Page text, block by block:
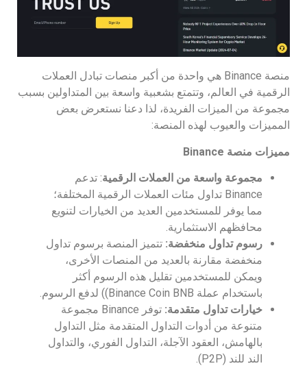
منصة Binance هي واحدة من أكبر منصات تبادل العملات
الرقمية في العالم، وتتمتع بشعبية واسعة بين المتداولين بسبب
مجموعة من الميزات الفريدة، لذا دعنا نستعرض بعض
المميزات والعيوب لهذه المنصة:
مميزات منصة Binance
مجموعة واسعة من العملات الرقمية: تدعم
Binance تداول مئات العملات الرقمية المختلفة؛
مما يوفر للمستخدمين العديد من الخيارات لتنويع
محافظهم الاستثمارية.
رسوم تداول منخفضة: تتميز المنصة برسوم تداول
منخفضة مقارنة بالعديد من المنصات الأخرى،
ويمكن للمستخدمين تقليل هذه الرسوم أكثر
باستخدام عملة Binance Coin BNB)) لدفع الرسوم.
خيارات تداول متقدمة:
توفر Binance مجموعة
متنوعة من أدوات التداول المتقدمة مثل التداول
بالهامش، العقود الآجلة، التداول الفوري، والتداول
الند للند (P2P).